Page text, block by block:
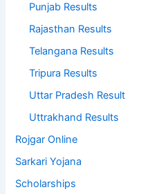
Punjab Results
Rajasthan Results
Telangana Results
Tripura Results
Uttar Pradesh Result
Uttrakhand Results
Rojgar Online
Sarkari Yojana
Scholarships